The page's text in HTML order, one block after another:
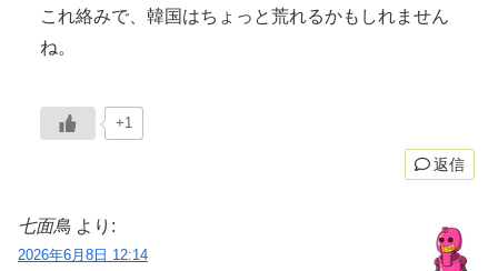
これ絡みで、韓国はちょっと荒れるかもしれません
ね。
+1
返信
七面鳥 より:
2026年6月8日 12:14